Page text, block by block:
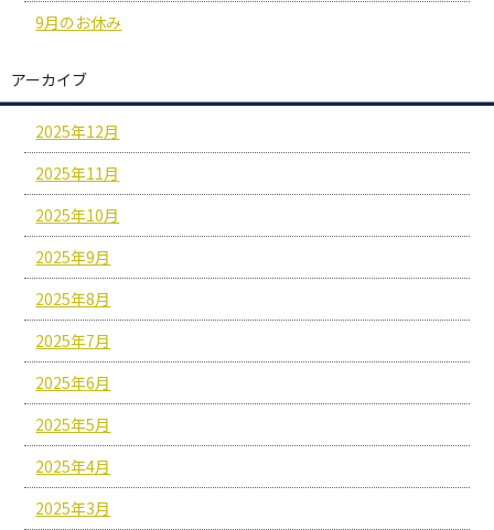
9月のお休み
アーカイブ
2025年12月
2025年11月
2025年10月
2025年9月
2025年8月
2025年7月
2025年6月
2025年5月
2025年4月
2025年3月